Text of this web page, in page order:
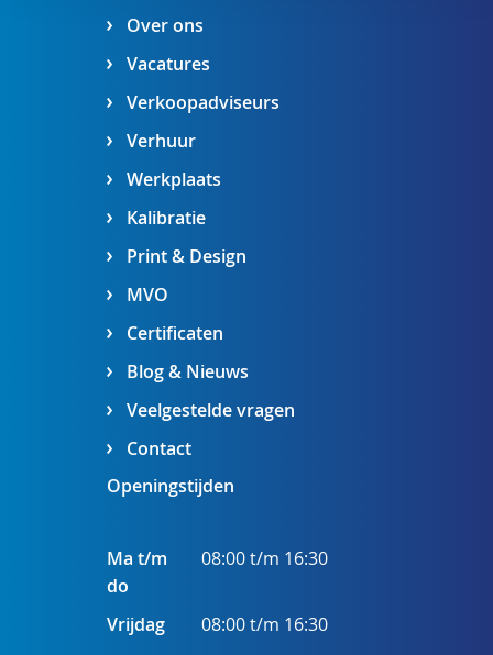
Over ons
Vacatures
Verkoopadviseurs
Verhuur
Werkplaats
Kalibratie
Print & Design
MVO
Certificaten
Blog & Nieuws
Veelgestelde vragen
Contact
Openingstijden
Ma t/m
do
08:00 t/m 16:30
Vrijdag
08:00 t/m 16:30